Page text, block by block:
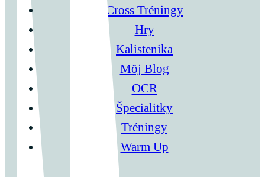
Cross Tréningy
Hry
Kalistenika
Môj Blog
OCR
Špecialitky
Tréningy
Warm Up